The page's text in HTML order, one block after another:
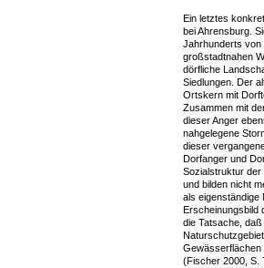
Ein letztes
bei Ahrensburg.
Jahrhunderts von
großstadtnahen
dörfliche
Siedlungen. Der
Ortskern mit
Zusammen mit
dieser Anger
nahgelegene
dieser
Dorfanger und
Sozialstruktur
und bilden nicht
als eigenständige
Erscheinungsbild
die Tatsache,
Gewässerflächen
(Fischer 2000, S.